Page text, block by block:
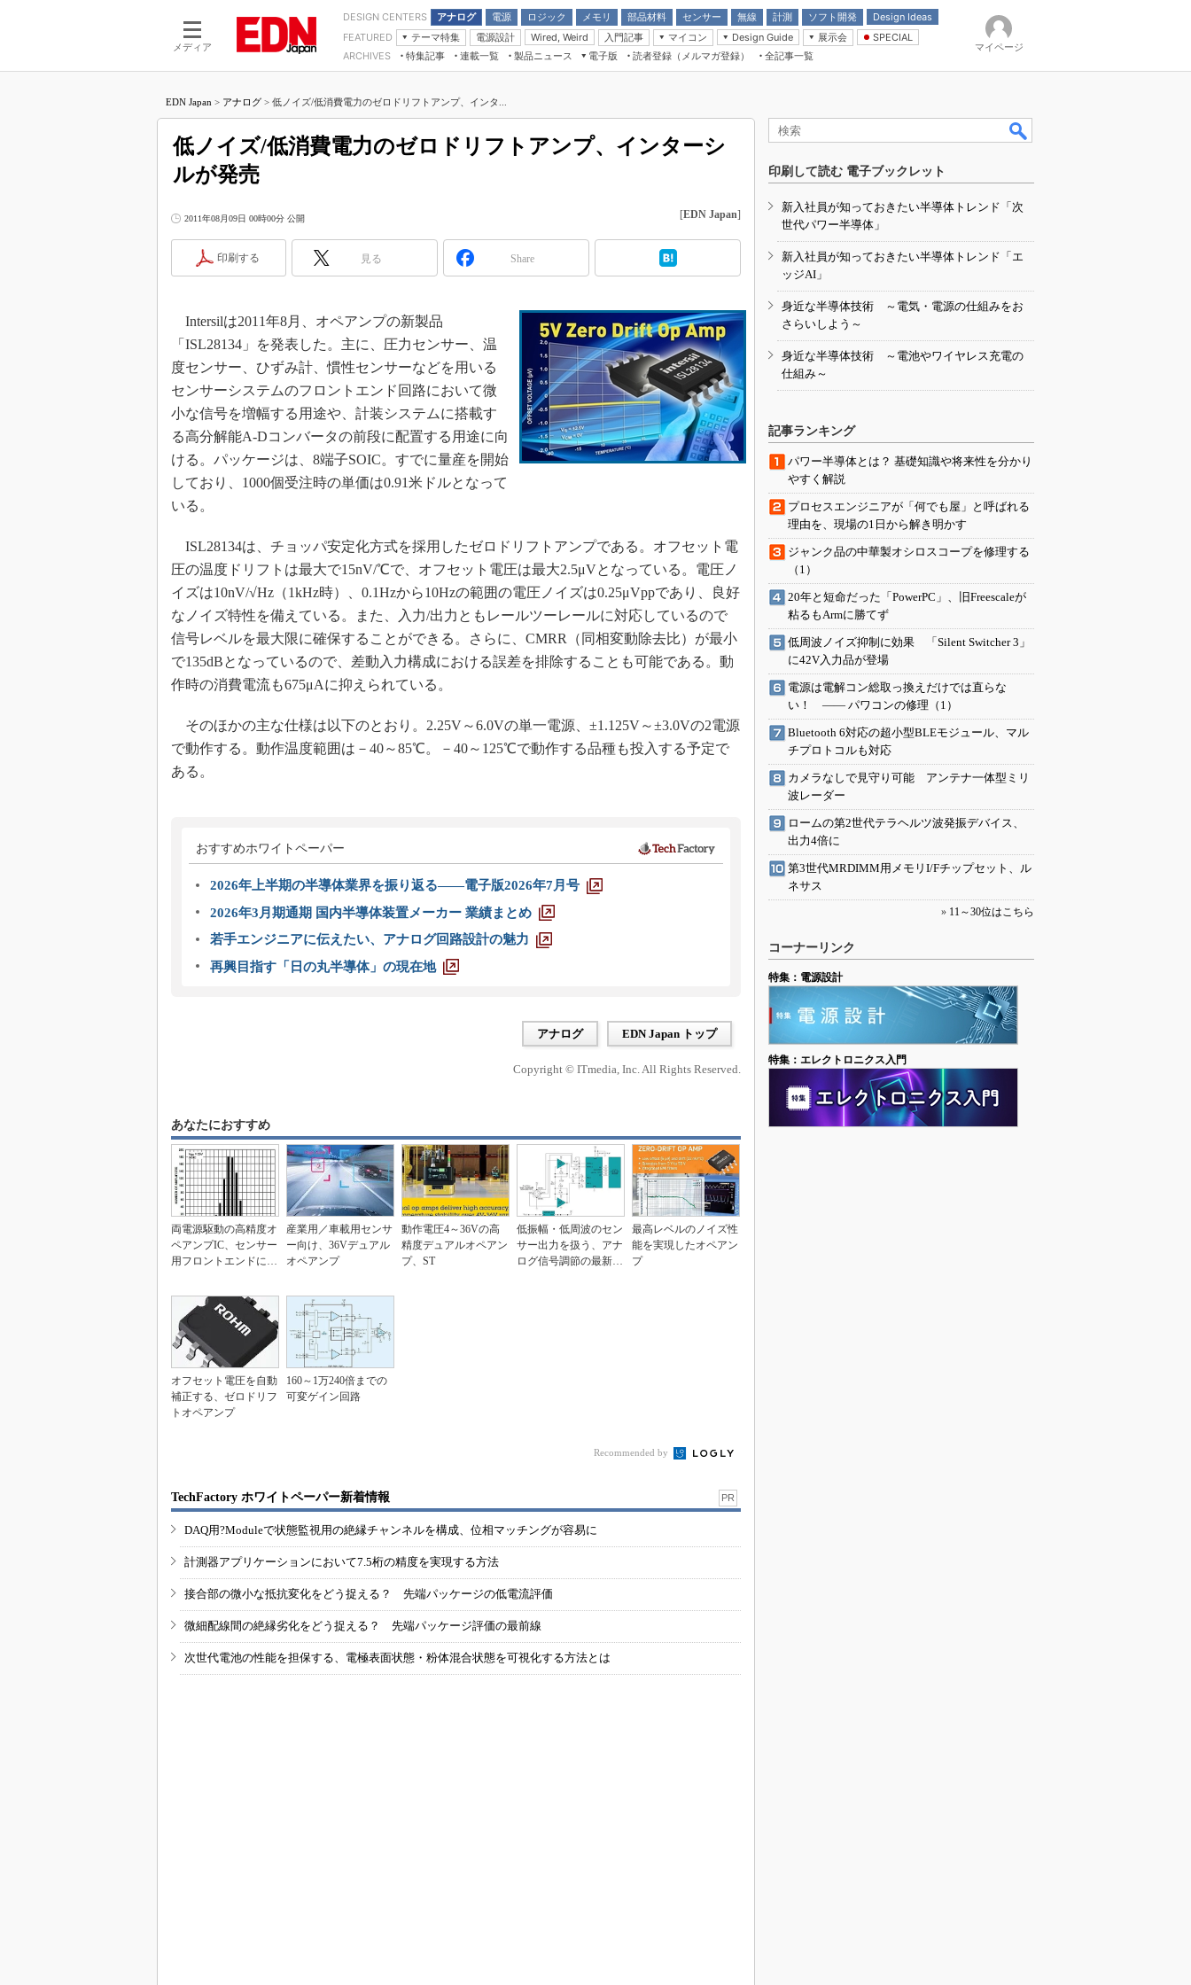
メディア
DESIGN CENTERS アナログ
電源
モーター
ロジック
LSI
メモリ
部品材料
受動部品
センサー 無線 計測 ソフト開発
Design Ideas
アナログ機能回路
計測とテスト
信号源とパルス信号
FEATURED
テーマ特集
つながるクルマ
エレクトロニクス入門
医療エレ（EE Times Japan）
製品解剖（EE Times Japan）
電源設計 Wired, Weird
入門記事
モーター入門
マイコン
マイコン講座
Design Guide
計測機器
展示会
CEATEC
組込み/エッジコンピューティング展
SPECIAL
Microchip情報
ARCHIVES 特集記事
連載一覧
マイクロプロセッサ懐古録
用講座
DC-DCコンバーター活用講座
Wired, Weird
マイコン講座
高速シリアル伝送技術講座
記録計／データロガーの基礎知識
アナログ設計のきほん／ADCとノイ
ズ編
めざせ高効率！ モーター駆動入門講
座
Bluetooth mesh入門
「SPICEの仕組みとその活用設計」
USB Type-Cの登場で評価試験はど
う変わる？
IoT時代の無線規格を知る【Thread
編】
IoT時代の無線規格を知る【Z-Wave
編】
製品ニュース
電子版
電子ブックレット
読者登録（メルマガ登録） 全記事一覧
マイページ
EDN Japan > アナログ > 低ノイズ/低消費電力のゼロドリフトアンプ、インタ...
低ノイズ/低消費電力のゼロドリフトアンプ、インターシ
ルが発売
2011年08月09日 00時00分 公開 [EDN Japan]
印刷する 見る Share
Intersilは2011年8月、オペアンプの新製品
「ISL28134」を発表した。主に、圧力センサー、温
度センサー、ひずみ計、慣性センサーなどを用いる
センサーシステムのフロントエンド回路において微
小な信号を増幅する用途や、計装システムに搭載す
る高分解能A-Dコンバータの前段に配置する用途に向
ける。パッケージは、8端子SOIC。すでに量産を開始
しており、1000個受注時の単価は0.91米ドルとなって
いる。
ISL28134は、チョッパ安定化方式を採用したゼロドリフトアンプである。オフセット電
圧の温度ドリフトは最大で15nV/℃で、オフセット電圧は最大2.5μVとなっている。電圧ノ
イズは10nV/√Hz（1kHz時）、0.1Hzから10Hzの範囲の電圧ノイズは0.25μVppであり、良好
なノイズ特性を備えている。また、入力/出力ともレールツーレールに対応しているので
信号レベルを最大限に確保することができる。さらに、CMRR（同相変動除去比）が最小
で135dBとなっているので、差動入力構成における誤差を排除することも可能である。動
作時の消費電流も675μAに抑えられている。
そのほかの主な仕様は以下のとおり。2.25V～6.0Vの単一電源、±1.125V～±3.0Vの2電源
で動作する。動作温度範囲は－40～85℃。－40～125℃で動作する品種も投入する予定で
ある。
おすすめホワイトペーパー
2026年上半期の半導体業界を振り返る――電子版2026年7月号
2026年3月期通期 国内半導体装置メーカー 業績まとめ
若手エンジニアに伝えたい、アナログ回路設計の魅力
再興目指す「日の丸半導体」の現在地
アナログ EDN Japan トップ
Copyright © ITmedia, Inc. All Rights Reserved.
あなたにおすすめ
両電源駆動の高精度オ
ペアンプIC、センサー
用フロントエンドに向
産業用／車載用センサ
ー向け、36Vデュアル
オペアンプ
動作電圧4～36Vの高
精度デュアルオペアン
プ、ST
低振幅・低周波のセン
サー出力を扱う、アナ
ログ信号調節の最新テ
最高レベルのノイズ性
能を実現したオペアン
プ
オフセット電圧を自動
補正する、ゼロドリフ
トオペアンプ
160～1万240倍までの
可変ゲイン回路
Recommended by
TechFactory ホワイトペーパー新着情報 PR
DAQ用?Moduleで状態監視用の絶縁チャンネルを構成、位相マッチングが容易に
計測器アプリケーションにおいて7.5桁の精度を実現する方法
接合部の微小な抵抗変化をどう捉える？ 先端パッケージの低電流評価
微細配線間の絶縁劣化をどう捉える？ 先端パッケージ評価の最前線
次世代電池の性能を担保する、電極表面状態・粉体混合状態を可視化する方法とは
印刷して読む 電子ブックレット
新入社員が知っておきたい半導体トレンド「次
世代パワー半導体」
新入社員が知っておきたい半導体トレンド「エ
ッジAI」
身近な半導体技術 ～電気・電源の仕組みをお
さらいしよう～
身近な半導体技術 ～電池やワイヤレス充電の
仕組み～
記事ランキング
パワー半導体とは？ 基礎知識や将来性を分かり
やすく解説
プロセスエンジニアが「何でも屋」と呼ばれる
理由を、現場の1日から解き明かす
ジャンク品の中華製オシロスコープを修理する
（1）
20年と短命だった「PowerPC」、旧Freescaleが
粘るもArmに勝てず
低周波ノイズ抑制に効果 「Silent Switcher 3」
に42V入力品が登場
電源は電解コン総取っ換えだけでは直らな
い！ ―― パワコンの修理（1）
Bluetooth 6対応の超小型BLEモジュール、マル
チプロトコルも対応
カメラなしで見守り可能 アンテナ一体型ミリ
波レーダー
ロームの第2世代テラヘルツ波発振デバイス、
出力4倍に
第3世代MRDIMM用メモリI/Fチップセット、ル
ネサス
» 11～30位はこちら
コーナーリンク
特集：電源設計
特集：エレクトロニクス入門